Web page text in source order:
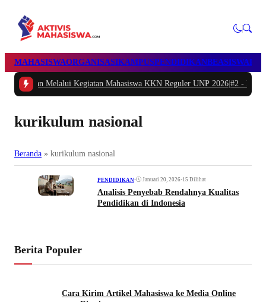
MAHASISWAORGANISASIKAMPUSPENDIDIKANBEASISWA
Kegiatan Mahasiswa KKN Reguler UNP 2026|#2 - Peduli Generasi
kurikulum nasional
Beranda » kurikulum nasional
PENDIDIKAN• Januari 20, 2026•15 Dilihat
Analisis Penyebab Rendahnya Kualitas
Pendidikan di Indonesia
Berita Populer
Cara Kirim Artikel Mahasiswa ke Media Online